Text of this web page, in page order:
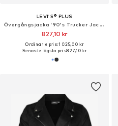
LEVI'S® PLUS
Övergångsjacka '90's Trucker Jacket (Plus Size)'
827,10 kr
Ordinarie pris: 1 025,00 kr
Senaste lägsta pris:827,10 kr